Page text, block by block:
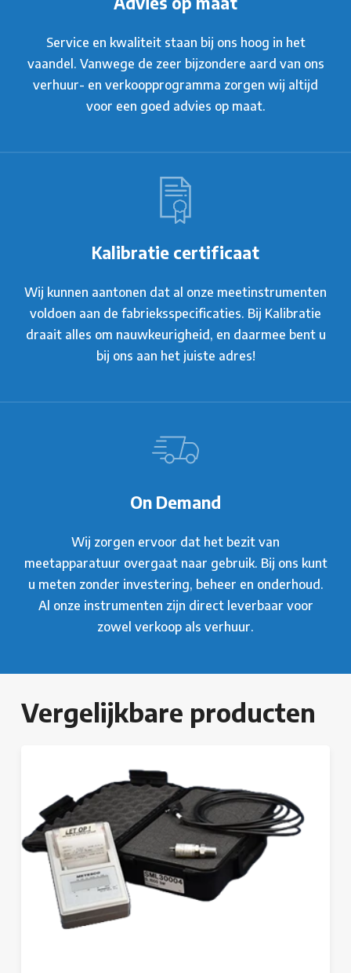
Service en kwaliteit staan bij ons hoog in het
vaandel. Vanwege de zeer bijzondere aard van ons
verhuur- en verkoopprogramma zorgen wij altijd
voor een goed advies op maat.
Kalibratie certificaat
Wij kunnen aantonen dat al onze meetinstrumenten
voldoen aan de fabrieksspecificaties. Bij Kalibratie
draait alles om nauwkeurigheid, en daarmee bent u
bij ons aan het juiste adres!
On Demand
Wij zorgen ervoor dat het bezit van
meetapparatuur overgaat naar gebruik. Bij ons kunt
u meten zonder investering, beheer en onderhoud.
Al onze instrumenten zijn direct leverbaar voor
zowel verkoop als verhuur.
Vergelijkbare producten